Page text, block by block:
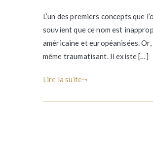
L’un des premiers concepts que
souvient que ce nom est
américaine et européanisées.
même traumatisant. Il existe […]
Lire la suite